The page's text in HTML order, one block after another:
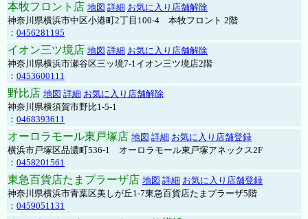
本牧フロント店 地図 詳細 お気に入り店舗解除
神奈川県横浜市中区小港町2丁目100-4 本牧フロント 2階
： 0456281195
イオン三ツ境店 地図 詳細 お気に入り店舗解除
神奈川県横浜市瀬谷区三ッ境7-1イオン三ツ境店2階
： 0453600111
野比店 地図 詳細 お気に入り店舗解除
神奈川県横須賀市野比1-5-1
： 0468393611
オーロラモール東戸塚店 地図 詳細 お気に入り店舗登録
横浜市戸塚区品濃町536-1 オーロラモール東戸塚アネックス2F
： 0458201561
東急百貨店たまプラーザ店 地図 詳細 お気に入り店舗登録
神奈川県横浜市青葉区美しが丘1-7東急百貨店たまプラーザ5階
： 0459051131